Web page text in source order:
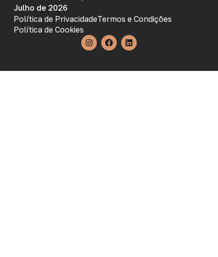
Julho de 2026
Política de PrivacidadeTermos e Condições
Política de Cookies